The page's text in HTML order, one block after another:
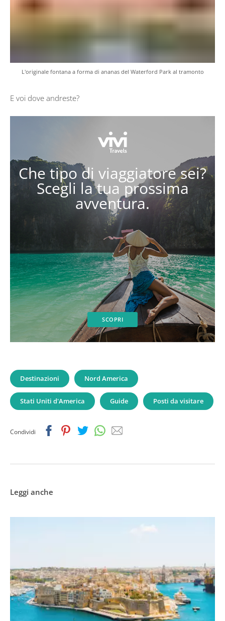
L'originale fontana a forma di ananas del Waterford Park al tramonto
E voi dove andreste?
Che tipo di viaggiatore sei?
Scegli la tua prossima
avventura.
SCOPRI
Destinazioni Nord America
Stati Uniti d'America Guide Posti da visitare
Condividi FacebookPinterestTwitterWhatsapp
Email
Leggi anche